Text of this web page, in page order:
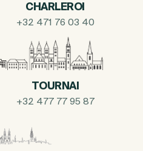
CHARLEROI
+32 471 76 03 40
TOURNAI
+32 477 77 95 87